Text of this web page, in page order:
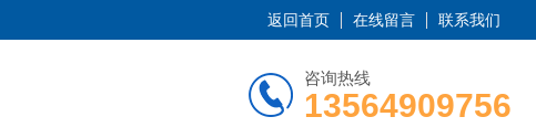
返回首页 在线留言 联系我们
咨询热线
13564909756